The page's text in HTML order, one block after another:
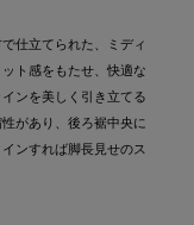
仕立てられた、ミディ
ト感をもたせ、快適な
ンを美しく引き立てる
があり、後ろ裾中央に
ンすれば脚長見せのス